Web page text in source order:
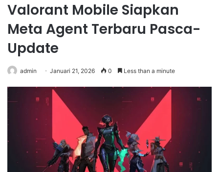
Valorant Mobile Siapkan
Meta Agent Terbaru Pasca-
Update
admin Januari 21, 2026 0 Less than a minute